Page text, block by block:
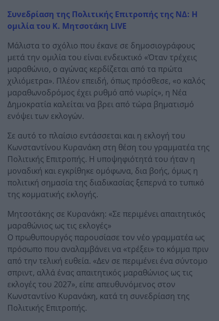
Συνεδρίαση της Πολιτικής Επιτροπής της ΝΔ: Η
ομιλία του Κ. Μητσοτάκη LIVE
Μάλιστα το σχόλιο που έκανε σε δημοσιογράφους
μετά την ομιλία του είναι ενδεικτικό «Όταν τρέχεις
μαραθώνιο, ο αγώνας κερδίζεται από τα πρώτα
χιλιόμετρα». Πλέον επειδή, όπως πρόσθεσε, «ο καλός
μαραθωνοδρόμος έχει ρυθμό από νωρίς», η Νέα
Δημοκρατία καλείται να βρει από τώρα βηματισμό
ενόψει των εκλογών.
Σε αυτό το πλαίσιο εντάσσεται και η εκλογή του
Κωνσταντίνου Κυρανάκη στη θέση του γραμματέα της
Πολιτικής Επιτροπής. Η υποψηφιότητά του ήταν η
μοναδική και εγκρίθηκε ομόφωνα, δια βοής, όμως η
πολιτική σημασία της διαδικασίας ξεπερνά το τυπικό
της κομματικής εκλογής.
Μητσοτάκης σε Κυρανάκη: «Σε περιμένει απαιτητικός
μαραθώνιος ως τις εκλογές»
Ο πρωθυπουργός παρουσίασε τον νέο γραμματέα ως
πρόσωπο που αναλαμβάνει να «τρέξει» το κόμμα πριν
από την τελική ευθεία. «Δεν σε περιμένει ένα σύντομο
σπριντ, αλλά ένας απαιτητικός μαραθώνιος ως τις
εκλογές του 2027», είπε απευθυνόμενος στον
Κωνσταντίνο Κυρανάκη, κατά τη συνεδρίαση της
Πολιτικής Επιτροπής.